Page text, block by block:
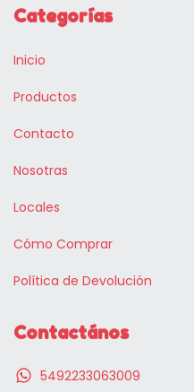
Categorías
Inicio
Productos
Contacto
Nosotras
Locales
Cómo Comprar
Política de Devolución
Contactános
5492233063009